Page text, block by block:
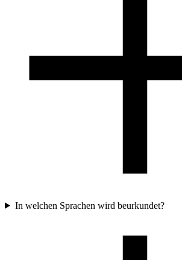
In welchen Sprachen wird beurkundet?